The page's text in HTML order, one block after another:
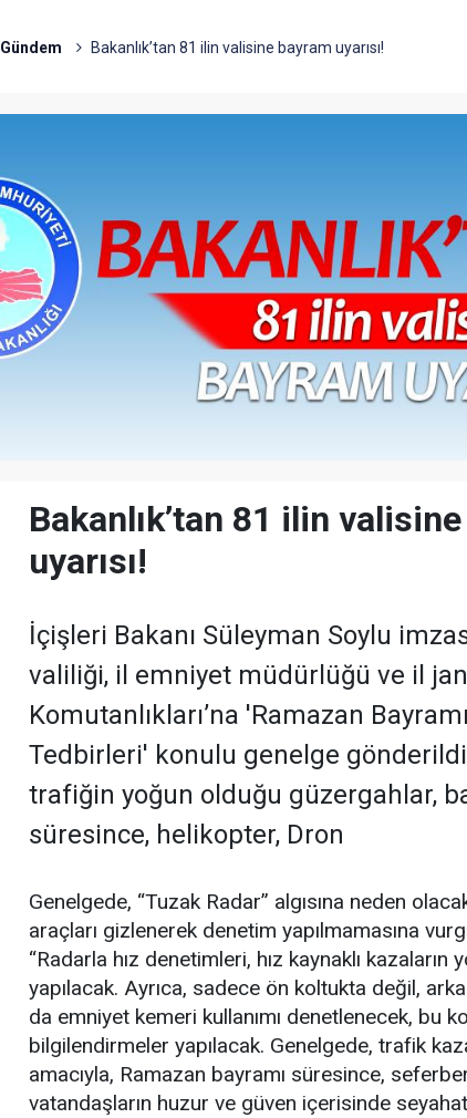
Gündem Bakanlık’tan 81 ilin valisine bayram uyarısı!
Bakanlık’tan 81 ilin
uyarısı!
İçişleri Bakanı Süleyman Soylu
valiliği, il emniyet müdürlüğü ve il
Komutanlıkları’na 'Ramazan
Tedbirleri' konulu genelge
trafiğin yoğun olduğu güzergahlar,
süresince, helikopter, Dron
Genelgede, “Tuzak Radar” algısına neden
araçları gizlenerek denetim yapılmamasına
“Radarla hız denetimleri, hız kaynaklı kazaların
yapılacak. Ayrıca, sadece ön koltukta değil,
da emniyet kemeri kullanımı denetlenecek, bu
bilgilendirmeler yapılacak. Genelgede, trafik
amacıyla, Ramazan bayramı süresince,
vatandaşların huzur ve güven içerisinde